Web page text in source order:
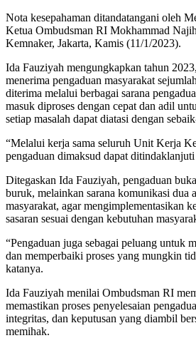
Nota kesepahaman ditandatangani oleh
Ketua Ombudsman RI Mokhammad
Kemnaker, Jakarta, Kamis (11/1/2023).
Ida Fauziyah mengungkapkan tahun
menerima pengaduan masyarakat
diterima melalui berbagai sarana
masuk diproses dengan cepat dan adil
setiap masalah dapat diatasi dengan
“Melalui kerja sama seluruh Unit Kerja
pengaduan dimaksud dapat
Ditegaskan Ida Fauziyah, pengaduan
buruk, melainkan sarana komunikasi dua
masyarakat, agar mengimplementasikan
sasaran sesuai dengan kebutuhan
“Pengaduan juga sebagai peluang untuk
dan memperbaiki proses yang mungkin
katanya.
Ida Fauziyah menilai Ombudsman RI
memastikan proses penyelesaian
integritas, dan keputusan yang diambil
memihak.